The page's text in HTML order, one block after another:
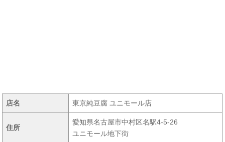
店名 東京純豆腐 ユニモール店
住所
愛知県名古屋市中村区名駅4-5-26
ユニモール地下街